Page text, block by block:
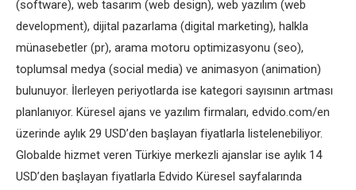
(software), web tasarım (web design), web yazılım (web
development), dijital pazarlama (digital marketing), halkla
münasebetler (pr), arama motoru optimizasyonu (seo),
toplumsal medya (social media) ve animasyon (animation)
bulunuyor. İlerleyen periyotlarda ise kategori sayısının artması
planlanıyor. Küresel ajans ve yazılım firmaları, edvido.com/en
üzerinde aylık 29 USD’den başlayan fiyatlarla listelenebiliyor.
Globalde hizmet veren Türkiye merkezli ajanslar ise aylık 14
USD’den başlayan fiyatlarla Edvido Küresel sayfalarında